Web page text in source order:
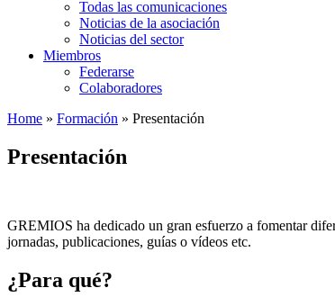
Todas las comunicaciones
Noticias de la asociación
Noticias del sector
Miembros
Federarse
Colaboradores
Home » Formación » Presentación
Presentación
GREMIOS ha dedicado un gran esfuerzo a fomentar
jornadas, publicaciones, guías o vídeos etc.
¿Para qué?